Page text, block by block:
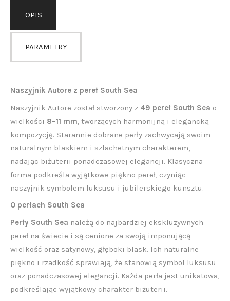
OPIS
PARAMETRY
Naszyjnik Autore z pereł South Sea
Naszyjnik Autore został stworzony z 49 pereł South Sea o
wielkości 8–11 mm, tworzących harmonijną i elegancką
kompozycję. Starannie dobrane perły zachwycają swoim
naturalnym blaskiem i szlachetnym charakterem,
nadając biżuterii ponadczasowej elegancji. Klasyczna
forma podkreśla wyjątkowe piękno pereł, czyniąc
naszyjnik symbolem luksusu i jubilerskiego kunsztu.
O perłach South Sea
Perły South Sea należą do najbardziej ekskluzywnych
pereł na świecie i są cenione za swoją imponującą
wielkość oraz satynowy, głęboki blask. Ich naturalne
piękno i rzadkość sprawiają, że stanowią symbol luksusu
oraz ponadczasowej elegancji. Każda perła jest unikatowa,
podkreślając wyjątkowy charakter biżuterii.